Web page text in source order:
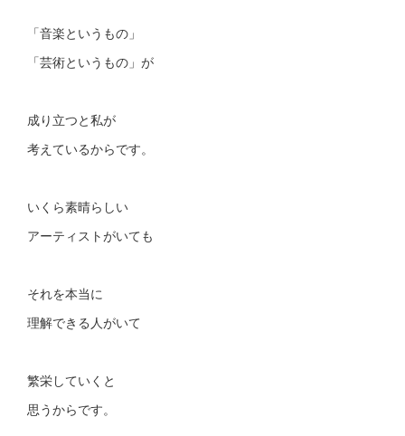
「音楽というもの」
「芸術というもの」が
成り立つと私が
考えているからです。
いくら素晴らしい
アーティストがいても
それを本当に
理解できる人がいて
繁栄していくと
思うからです。